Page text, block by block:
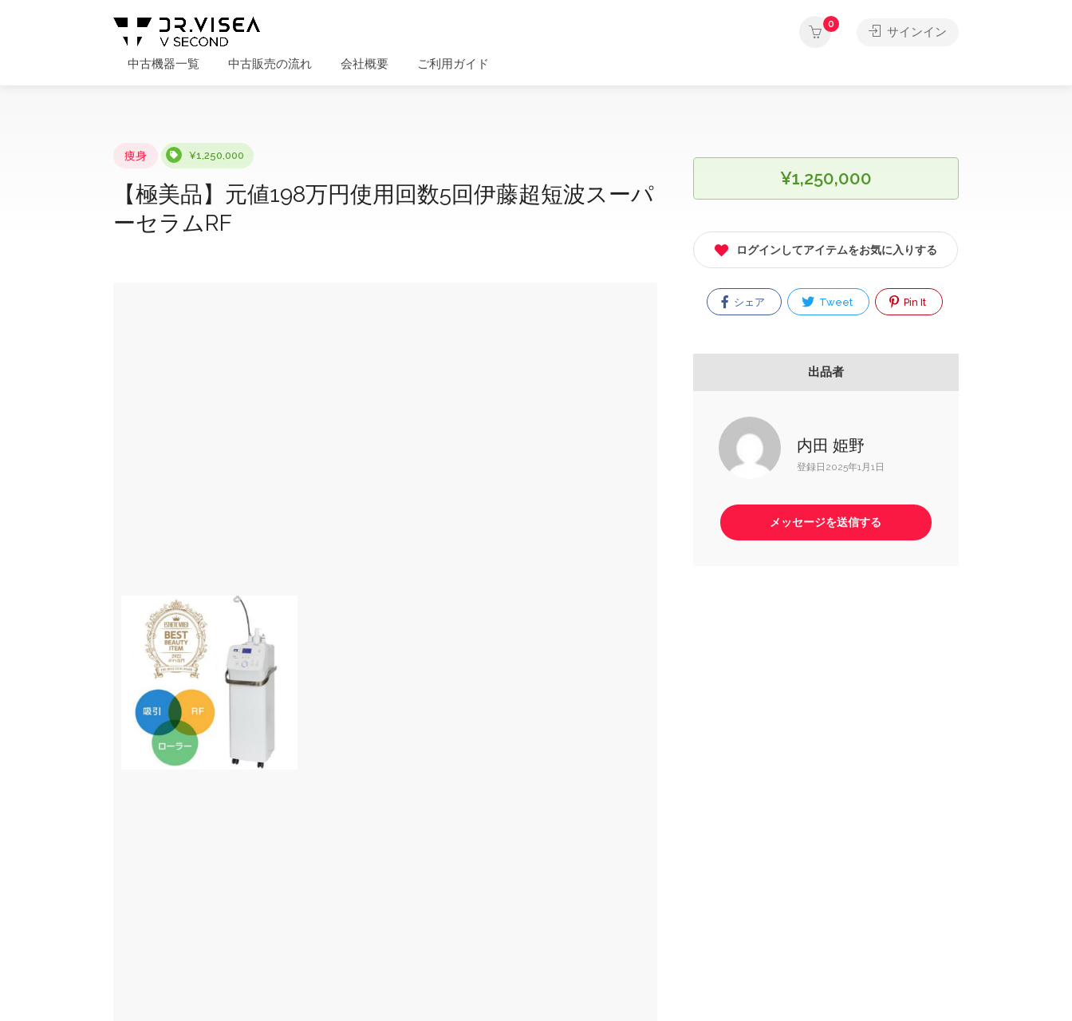
中古機器一覧 中古販売の流れ 会社概要 ご利用ガイド
0
サインイン
痩身 ¥1,250,000
【極美品】元値198万円使用回数5回伊藤超短波スーパ
ーセラムRF
¥1,250,000
ログインしてアイテムをお気に入りする
シェア Tweet Pin It
出品者
内田 姫野
登録日2025年1月1日
メッセージを送信する